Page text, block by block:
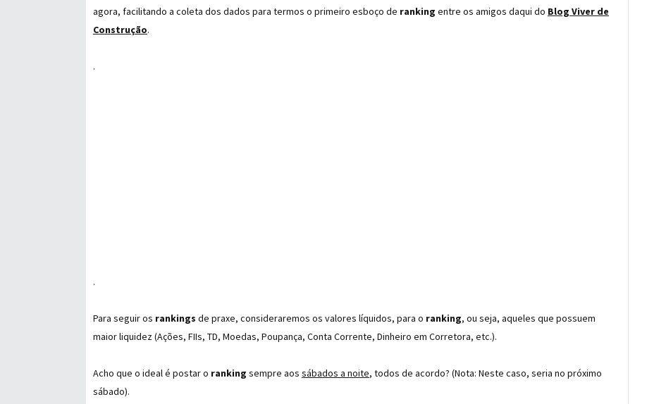
agora, facilitando a coleta dos dados para termos o primeiro esboço de ranking entre os amigos daqui do Blog Viver de
Construção.
.
.
Para seguir os rankings de praxe, consideraremos os valores líquidos, para o ranking, ou seja, aqueles que possuem
maior liquidez (Ações, FIIs, TD, Moedas, Poupança, Conta Corrente, Dinheiro em Corretora, etc.).
Acho que o ideal é postar o ranking sempre aos sábados a noite, todos de acordo? (Nota: Neste caso, seria no próximo
sábado).